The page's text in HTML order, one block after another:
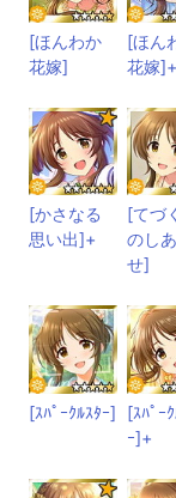
[ほんわか
花嫁]
[ほん
花嫁]+
[かさなる
思い出]+
[てづ
のし
せ]
[ｽﾊﾟｰｸﾙｽﾀｰ]
[ｽﾊﾟｰ
ｰ]+